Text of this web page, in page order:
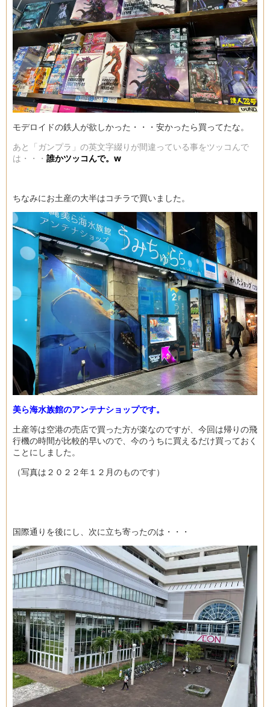
モデロイドの鉄人が欲しかった・・・安かったら買ってたな。
あと「ガンプラ」の英文字綴りが間違っている事をツッコんで
は・・・ 誰かツッコんで。w
ちなみにお土産の大半はコチラで買いました。
美ら海水族館のアンテナショップです。
土産等は空港の売店で買った方が楽なのですが、今回は帰りの飛
行機の時間が比較的早いので、今のうちに買えるだけ買っておく
ことにしました。
（写真は２０２２年１２月のものです）
国際通りを後にし、次に立ち寄ったのは・・・